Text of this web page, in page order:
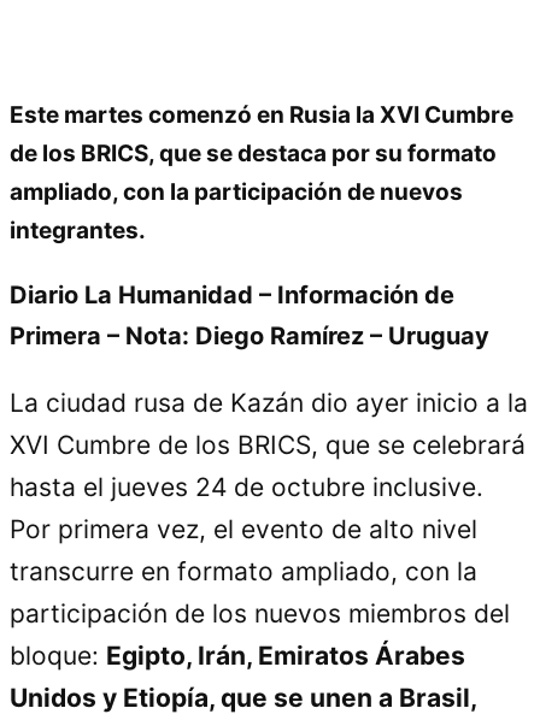
Este martes comenzó en Rusia la XVI Cumbre
de los BRICS, que se destaca por su formato
ampliado, con la participación de nuevos
integrantes.
Diario La Humanidad – Información de
Primera – Nota: Diego Ramírez – Uruguay
La ciudad rusa de Kazán dio ayer inicio a la
XVI Cumbre de los BRICS, que se celebrará
hasta el jueves 24 de octubre inclusive.
Por primera vez, el evento de alto nivel
transcurre en formato ampliado, con la
participación de los nuevos miembros del
bloque: Egipto, Irán, Emiratos Árabes
Unidos y Etiopía, que se unen a Brasil,